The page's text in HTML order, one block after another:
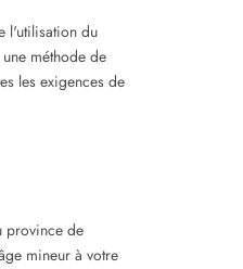
l'utilisation du
méthode de
les exigences de
province de
mineur à votre